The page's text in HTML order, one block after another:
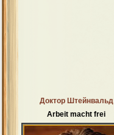
Доктор Штейнвальд
Arbeit macht frei